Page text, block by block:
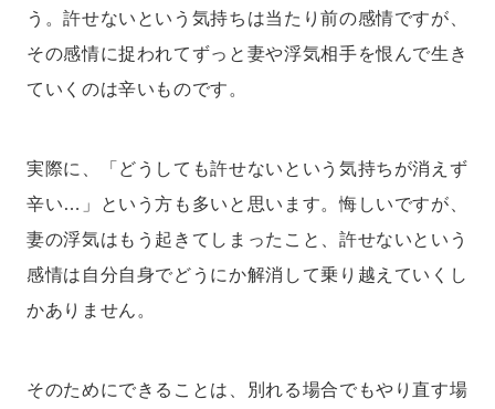
う。許せないという気持ちは当たり前の感情ですが、
その感情に捉われてずっと妻や浮気相手を恨んで生き
ていくのは辛いものです。
実際に、「どうしても許せないという気持ちが消えず
辛い…」という方も多いと思います。悔しいですが、
妻の浮気はもう起きてしまったこと、許せないという
感情は自分自身でどうにか解消して乗り越えていくし
かありません。
そのためにできることは、別れる場合でもやり直す場